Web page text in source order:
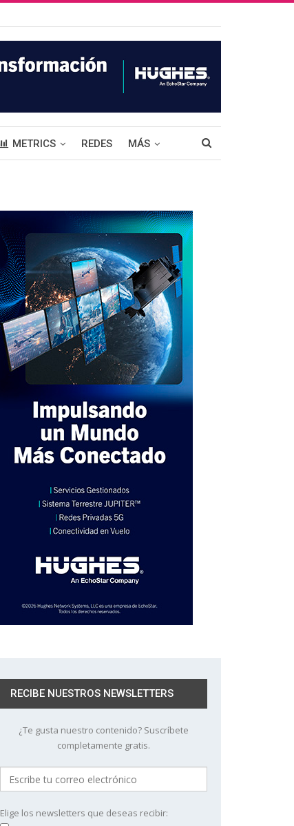
METRICS REDES MÁS
RECIBE NUESTROS NEWSLETTERS
¿Te gusta nuestro contenido? Suscríbete
completamente gratis.
Elige los newsletters que deseas recibir: